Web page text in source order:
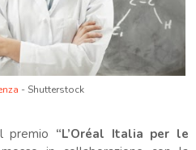
- Shutterstock
premio “L’Oréal Italia per le